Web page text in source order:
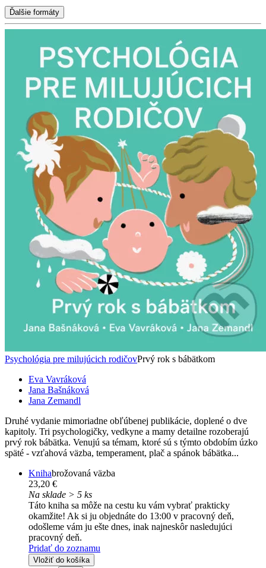
Ďalšie formáty
Psychológia pre milujúcich rodičovPrvý rok s bábätkom
Eva Vavráková
Jana Bašnáková
Jana Zemandl
Druhé vydanie mimoriadne obľúbenej publikácie, doplené o dve
kapitoly. Tri psychologičky, vedkyne a mamy detailne rozoberajú
prvý rok bábätka. Venujú sa témam, ktoré sú s týmto obdobím úzko
späté - vzťahová väzba, temperament, plač a spánok bábätka...
Knihabrožovaná väzba
23,20 €
Na sklade > 5 ks
Táto kniha sa môže na cestu ku vám vybrať prakticky
okamžite! Ak si ju objednáte do 13:00 v pracovný deň,
odošleme vám ju ešte dnes, inak najneskôr nasledujúci
pracovný deň.
Pridať do zoznamu
Vložiť do košíka